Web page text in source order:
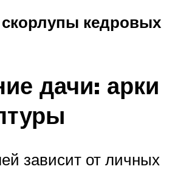
кедровых
дачи: арки
зависит от личных